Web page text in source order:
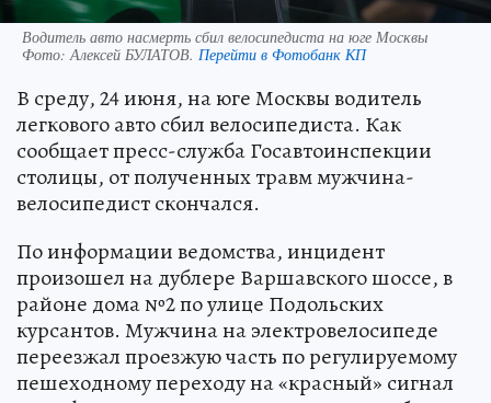
Водитель авто насмерть сбил велосипедиста на юге Москвы
Фото:Алексей БУЛАТОВ. Перейти в Фотобанк КП
В среду, 24 июня, на юге Москвы водитель
легкового авто сбил велосипедиста. Как
сообщает пресс-служба Госавтоинспекции
столицы, от полученных травм мужчина-
велосипедист скончался.
По информации ведомства, инцидент
произошел на дублере Варшавского шоссе, в
районе дома №2 по улице Подольских
курсантов. Мужчина на электровелосипеде
переезжал проезжую часть по регулируемому
пешеходному переходу на «красный» сигнал